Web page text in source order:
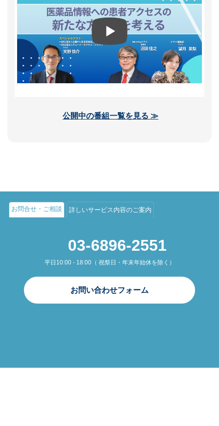
公開中の番組一覧を見る ≫
お問合せ・ご相談
03-6896-2551
平日10:00 - 18:00（ 祝祭日・年末年始休を除く）
お問い合わせフォーム
詳しいサービス内容のご案内